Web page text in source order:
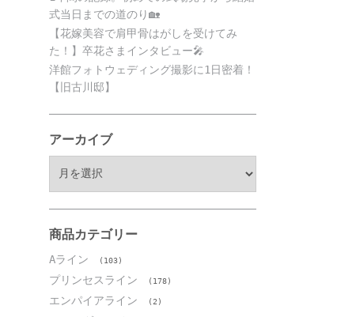
式当日までの道のり🏡
【花嫁美容で肩甲骨はがしを受けてみ
た！】卒花さまインタビュー🎤
洋館フォトウェディング撮影に1日密着！
【旧古川邸】
アーカイブ
ブ
商品カテゴリー
Aライン (103)
プリンセスライン (178)
エンパイアライン (2)